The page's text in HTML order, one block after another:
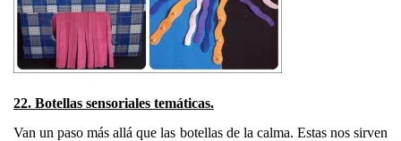
22. Botellas sensoriales temáticas.
Van un paso más allá que las botellas de la calma. Estas nos sirven